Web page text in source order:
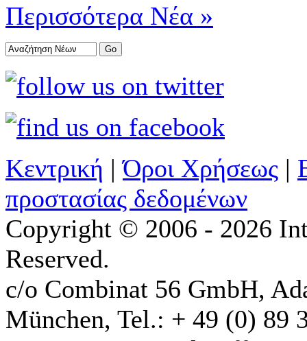
Περισσότερα Νέα »
Κεντρική |Όροι Χρήσεως |
προστασίας δεδομένων
Copyright © 2006 - 2026
Reserved.
c/o Combinat 56 GmbH,
München, Tel.: + 49 (0) 89